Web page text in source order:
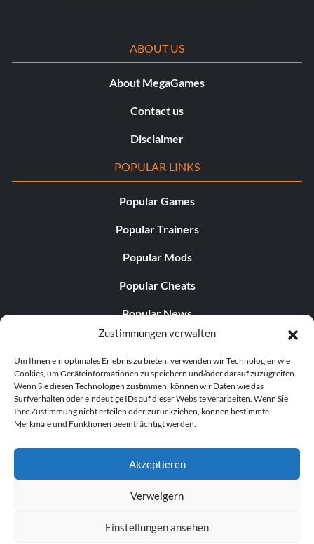
Zustimmungen verwalten
Um Ihnen ein optimales Erlebnis zu bieten, verwenden wir Technologien wie
Cookies, um Geräteinformationen zu speichern und/oder darauf zuzugreifen.
Wenn Sie diesen Technologien zustimmen, können wir Daten wie das
Surfverhalten oder eindeutige IDs auf dieser Website verarbeiten. Wenn Sie
Ihre Zustimmung nicht erteilen oder zurückziehen, können bestimmte
Merkmale und Funktionen beeinträchtigt werden.
Akzeptieren
Verweigern
Einstellungen ansehen
ABOUT US
About MegaGames
Contact us
Disclaimer
POPULAR LINKS
Popular Games
Popular Trainers
Popular Mods
Popular Cheats
Popular News
Popular Editorials
Popular Free Games
LATEST UPDATES
© 1998–2026 MegaGames.com All rights reserved